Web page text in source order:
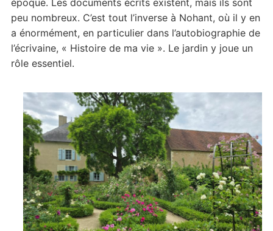
époque. Les documents écrits existent, mais ils sont
peu nombreux. C’est tout l’inverse à Nohant, où il y en
a énormément, en particulier dans l’autobiographie de
l’écrivaine, « Histoire de ma vie ». Le jardin y joue un
rôle essentiel.